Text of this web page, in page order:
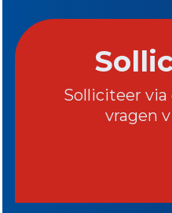
Solliciteer
vragen